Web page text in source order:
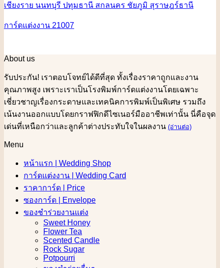
การ์ดแต่งงาน 21007
About us
รับประกัน! เราตอบโจทย์ได้ดีที่สุด ทั้งเรื่องราคาถูกและงาน
คุณภาพสูง เพราะเราเป็นโรงพิมพ์การ์ดแต่งงานโดยเฉพาะ
เชี่ยวชาญเรื่องกระดาษและเทคนิคการพิมพ์เป็นพิเศษ รวมถึง
เน้นงานออกแบบโดยกราฟฟิกดีไซเนอร์มืออาชีพเท่านั้น นี่คือจุด
เด่นที่เหนือกว่าและลูกค้าต่างประทับใจในผลงาน (อ่านต่อ)
Menu
หน้าแรก | Wedding Shop
การ์ดแต่งงาน | Wedding Card
ราคาการ์ด | Price
ซองการ์ด | Envelope
ของชำร่วยงานแต่ง
Sweet Honey
Flower Tea
Scented Candle
Rock Sugar
Potpourri